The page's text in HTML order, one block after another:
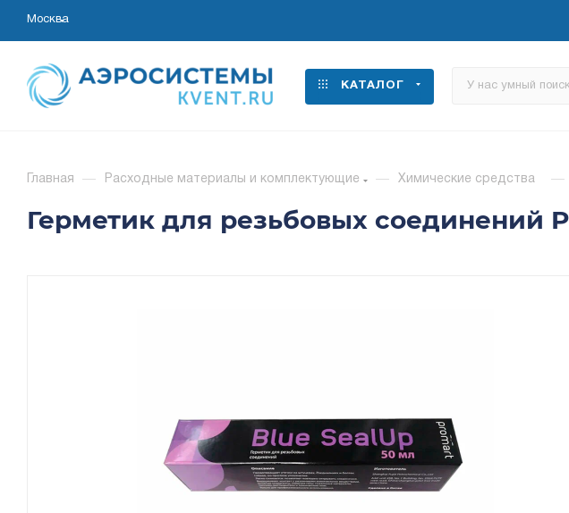
Москва
КАТАЛОГ
Главная — Расходные материалы и комплектующие — Химические средства —
Герметик для резьбовых соединений